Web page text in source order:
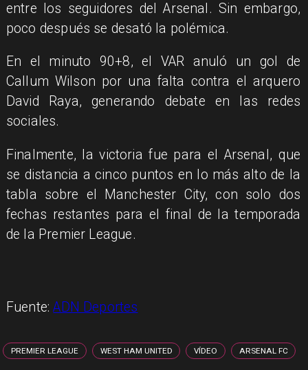
entre los seguidores del Arsenal. Sin embargo,
poco después se desató la polémica.
En el minuto 90+8, el VAR anuló un gol de
Callum Wilson por una falta contra el arquero
David Raya, generando debate en las redes
sociales.
Finalmente, la victoria fue para el Arsenal, que
se distancia a cinco puntos en lo más alto de la
tabla sobre el Manchester City, con solo dos
fechas restantes para el final de la temporada
de la Premier League.
Fuente:ADN Deportes
PREMIER LEAGUE WEST HAM UNITED VÍDEO ARSENAL FC